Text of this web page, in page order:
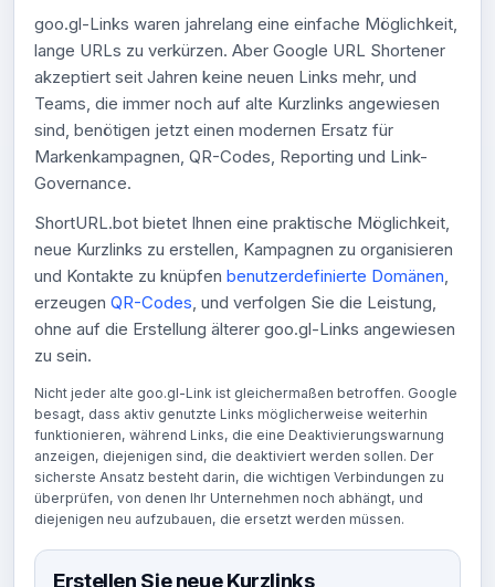
goo.gl-Links waren jahrelang eine einfache Möglichkeit,
lange URLs zu verkürzen. Aber Google URL Shortener
akzeptiert seit Jahren keine neuen Links mehr, und
Teams, die immer noch auf alte Kurzlinks angewiesen
sind, benötigen jetzt einen modernen Ersatz für
Markenkampagnen, QR-Codes, Reporting und Link-
Governance.
ShortURL.bot bietet Ihnen eine praktische Möglichkeit,
neue Kurzlinks zu erstellen, Kampagnen zu organisieren
und Kontakte zu knüpfen benutzerdefinierte Domänen,
erzeugen QR-Codes, und verfolgen Sie die Leistung,
ohne auf die Erstellung älterer goo.gl-Links angewiesen
zu sein.
Nicht jeder alte goo.gl-Link ist gleichermaßen betroffen. Google
besagt, dass aktiv genutzte Links möglicherweise weiterhin
funktionieren, während Links, die eine Deaktivierungswarnung
anzeigen, diejenigen sind, die deaktiviert werden sollen. Der
sicherste Ansatz besteht darin, die wichtigen Verbindungen zu
überprüfen, von denen Ihr Unternehmen noch abhängt, und
diejenigen neu aufzubauen, die ersetzt werden müssen.
Erstellen Sie neue Kurzlinks